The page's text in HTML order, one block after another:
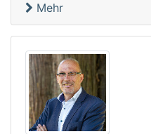
Mehr